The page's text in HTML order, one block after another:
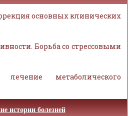
основных клинических
Борьба со стрессовыми
лечение метаболического
истории болезней